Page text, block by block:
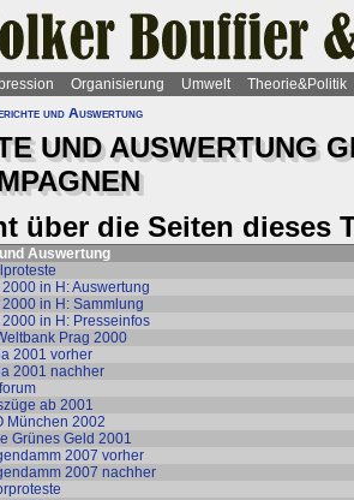
Organisierung Umwelt Theorie&Politik
und Auswertung
UND AUSWERTUNG
über die Seiten dieses
Auswertung
2000 in H: Auswertung
2000 in H: Sammlung
2000 in H: Presseinfos
Prag 2000
2001 vorher
2001 nachher
ab 2001
München 2002
Grünes Geld 2001
2007 vorher
2007 nachher